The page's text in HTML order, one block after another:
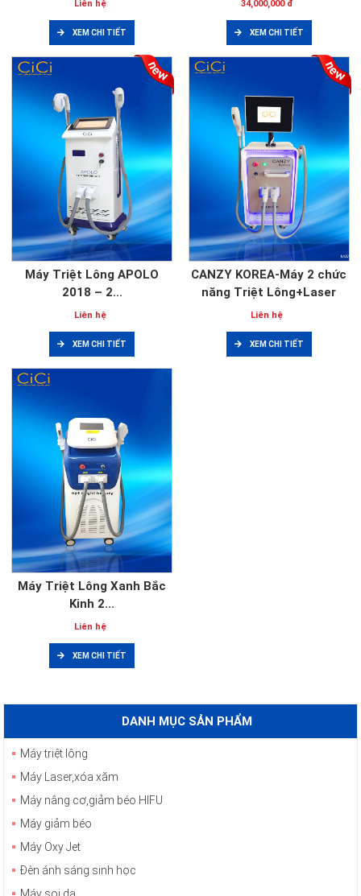
Liên hệ
XEM CHI TIẾT
34,000,000 đ
XEM CHI TIẾT
Máy Triệt Lông APOLO
2018 – 2...
Liên hệ
XEM CHI TIẾT
CANZY KOREA-Máy 2 chức
năng Triệt Lông+Laser
Liên hệ
XEM CHI TIẾT
Máy Triệt Lông Xanh Bắc
Kinh 2...
Liên hệ
XEM CHI TIẾT
DANH MỤC SẢN PHẨM
Máy triệt lông
Máy Laser,xóa xăm
Máy nâng cơ,giảm béo HIFU
Máy giảm béo
Máy Oxy Jet
Đèn ánh sáng sinh học
Máy soi da